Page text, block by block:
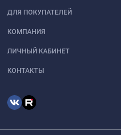
ДЛЯ ПОКУПАТЕЛЕЙ
КОМПАНИЯ
ЛИЧНЫЙ КАБИНЕТ
КОНТАКТЫ